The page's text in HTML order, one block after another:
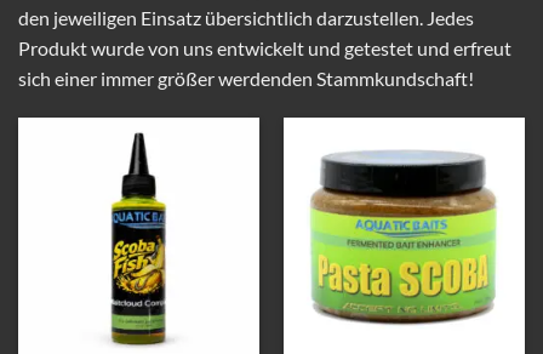
den jeweiligen Einsatz übersichtlich darzustellen. Jedes
Produkt wurde von uns entwickelt und getestet und erfreut
sich einer immer größer werdenden Stammkundschaft!